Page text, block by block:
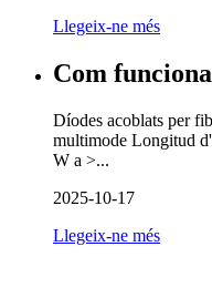
Llegeix-ne més
Com
Díodes acoblats per
multimode Longitud
W a >...
2025-10-17
Llegeix-ne més